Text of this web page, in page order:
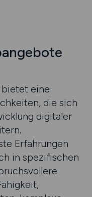
eine
die sich
digitaler
Erfahrungen
in spezifischen